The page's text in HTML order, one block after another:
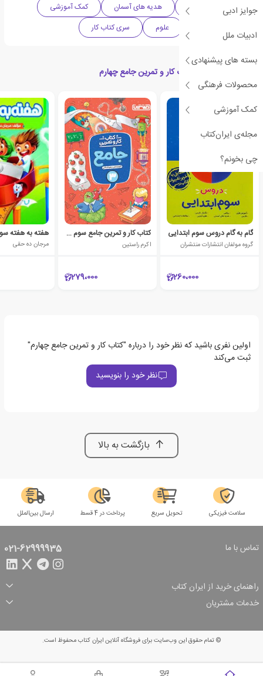
جوایز ادبی
ادبیات ملل
بسته های پیشنهادی
محصولات فرهنگی
کمک آموزشی
مجله‌ی ایران‌کتاب
چی بخونم؟
مطالعات اجتماعی
هدیه های آسمان
کمک آموزشی
علوم سری کتاب کار
محصولات مرتبط با کتاب کار و تمرین جامع چهارم
گام به گام دروس سوم ابتدایی
گروه مولفان انتشارات منتشران
260،000
کتاب کار و تمرین جامع سوم دبستان
اکرم راستین
279،000
مرجان ده حقی
اولین نفری باشید که نظر خود را درباره "کتاب کار و تمرین جامع چهارم"
ثبت می‌کند
نظر خود را بنویسید
بازگشت به بالا
سلامت فیزیکی تحویل سریع پرداخت در 4 قسط ارسال بین‌الملل
تماس با ما 021-62999935
راهنمای خرید از ایران کتاب
ثبت سفارش
شرایط ارسال سفارش
شیوه پرداخت
تخفیف‌های خرید
خدمات مشتریان
© تمام حقوق این وب‌سایت برای فروشگاه آنلاین ایران کتاب محفوظ است.
سبد خرید